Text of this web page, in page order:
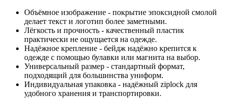
Объёмное изображение - покрытие эпоксидной смолой
делает текст и логотип более заметными.
Лёгкость и прочность - качественный пластик
практически не ощущается на одежде.
Надёжное крепление - бейдж надёжно крепится к
одежде с помощью булавки или магнита на выбор.
Универсальный размер - стандартный формат,
подходящий для большинства униформ.
Индивидуальная упаковка - надёжный ziplock для
удобного хранения и транспортировки.